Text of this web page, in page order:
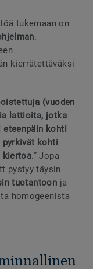
tukemaan on
.
kierrätettäväksi
(vuoden
lattioita, jotka
eteenpäin kohti
kohti
kiertoa.” Jopa
pystyy täysin
tuotantoon ja
homogeenista